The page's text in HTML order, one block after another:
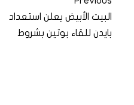
البيت الأبيض يعلن استعداد
بايدن للقاء بوتين بشروط